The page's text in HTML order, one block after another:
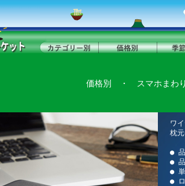
価格別 ・ スマホまわり
ワ
枕
●
●
●
●